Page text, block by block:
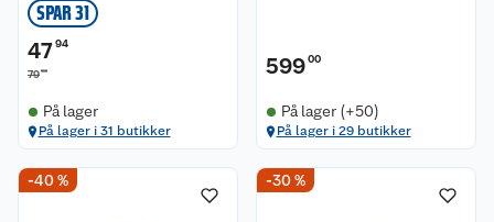
SPAR 31
4794
7990
På lager
På lager i 31 butikker
59900
På lager (+50)
På lager i 29 butikker
-40 % -30 %